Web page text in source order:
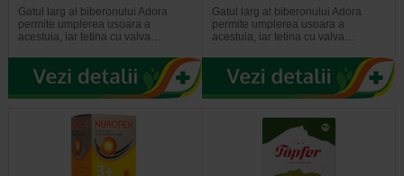
Gatul larg al biberonului Adora
permite umplerea usoara a
acestuia, iar tetina cu valva…
Gatul larg al biberonului Adora
permite umplerea usoara a
acestuia, iar tetina cu valva…